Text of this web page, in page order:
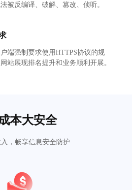
被反编译、破解、篡改、侦听。
端强制要求使用HTTPS协议的规
站展现排名提升和业务顺利开展。
本大安全
，畅享信息安全防护